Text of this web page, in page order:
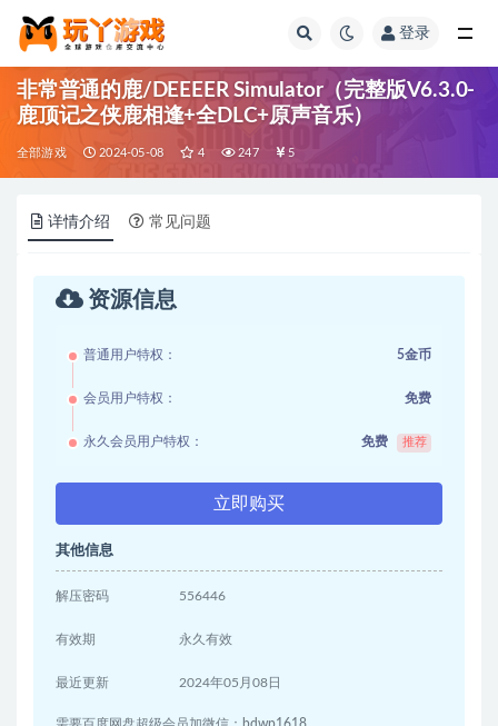
登录
非常普通的鹿/DEEEER Simulator（完整版V6.3.0-
鹿顶记之侠鹿相逢+全DLC+原声音乐）
全部游戏 2024-05-08 4 247 5
详情介绍 常见问题
资源信息
普通用户特权： 5金币
会员用户特权： 免费
永久会员用户特权： 免费 推荐
立即购买
其他信息
解压密码 556446
有效期 永久有效
最近更新 2024年05月08日